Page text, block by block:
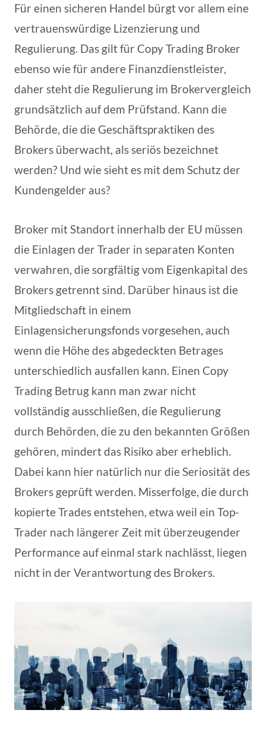
Für einen sicheren Handel bürgt vor allem eine
vertrauenswürdige Lizenzierung und
Regulierung. Das gilt für Copy Trading Broker
ebenso wie für andere Finanzdienstleister,
daher steht die Regulierung im Brokervergleich
grundsätzlich auf dem Prüfstand. Kann die
Behörde, die die Geschäftspraktiken des
Brokers überwacht, als seriös bezeichnet
werden? Und wie sieht es mit dem Schutz der
Kundengelder aus?
Broker mit Standort innerhalb der EU müssen
die Einlagen der Trader in separaten Konten
verwahren, die sorgfältig vom Eigenkapital des
Brokers getrennt sind. Darüber hinaus ist die
Mitgliedschaft in einem
Einlagensicherungsfonds vorgesehen, auch
wenn die Höhe des abgedeckten Betrages
unterschiedlich ausfallen kann. Einen Copy
Trading Betrug kann man zwar nicht
vollständig ausschließen, die Regulierung
durch Behörden, die zu den bekannten Größen
gehören, mindert das Risiko aber erheblich.
Dabei kann hier natürlich nur die Seriosität des
Brokers geprüft werden. Misserfolge, die durch
kopierte Trades entstehen, etwa weil ein Top-
Trader nach längerer Zeit mit überzeugender
Performance auf einmal stark nachlässt, liegen
nicht in der Verantwortung des Brokers.